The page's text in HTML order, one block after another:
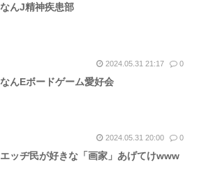
なんJ精神疾患部
2024.05.31 21:17 0
なんEボードゲーム愛好会
2024.05.31 20:00 0
エッヂ民が好きな「画家」あげてけwww